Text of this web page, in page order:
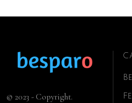
© 2023 - Copyright.